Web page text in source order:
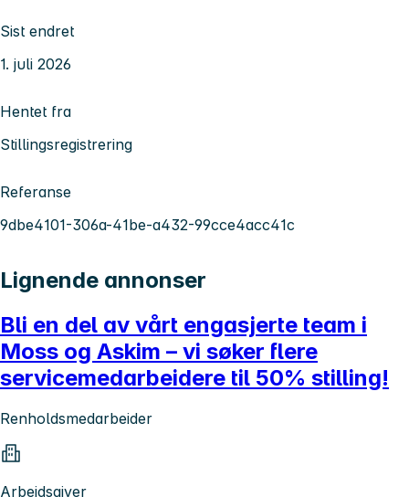
Sist endret
1. juli 2026
Hentet fra
Stillingsregistrering
Referanse
9dbe4101-306a-41be-a432-99cce4acc41c
Lignende annonser
Bli en del av vårt engasjerte team i
Moss og Askim – vi søker flere
servicemedarbeidere til 50% stilling!
Renholdsmedarbeider
Arbeidsgiver